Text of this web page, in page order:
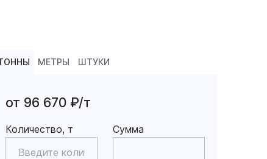
МЕТРЫ ШТУКИ
от 96 670 ₽/т
Количество, т Сумма